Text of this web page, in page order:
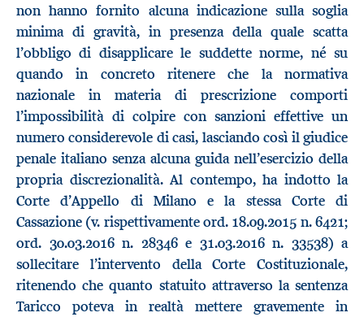
non hanno fornito alcuna indicazione sulla soglia
minima di gravità, in presenza della quale scatta
l’obbligo di disapplicare le suddette norme, né su
quando in concreto ritenere che la normativa
nazionale in materia di prescrizione comporti
l’impossibilità di colpire con sanzioni effettive un
numero considerevole di casi, lasciando così il giudice
penale italiano senza alcuna guida nell’esercizio della
propria discrezionalità. Al contempo, ha indotto la
Corte d’Appello di Milano e la stessa Corte di
Cassazione (v. rispettivamente ord. 18.09.2015 n. 6421;
ord. 30.03.2016 n. 28346 e 31.03.2016 n. 33538) a
sollecitare l’intervento della Corte Costituzionale,
ritenendo che quanto statuito attraverso la sentenza
Taricco poteva in realtà mettere gravemente in